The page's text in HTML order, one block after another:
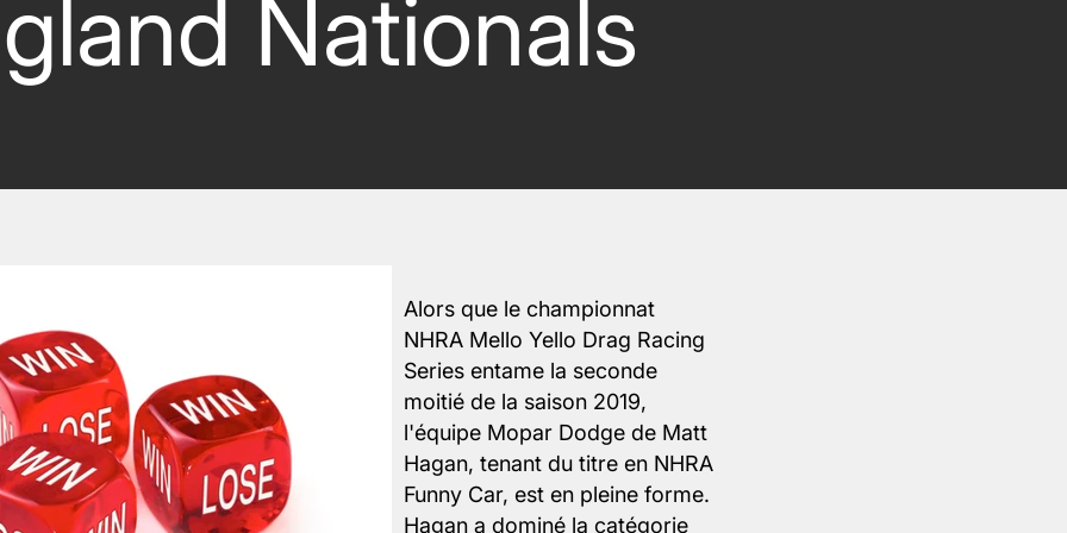
Nationals
Alors que le championnat
NHRA Mello Yello Drag Racing
Series entame la seconde
moitié de la saison 2019,
l'équipe Mopar Dodge de Matt
Hagan, tenant du titre en NHRA
Funny Car, est en pleine forme.
Hagan a dominé la catégorie